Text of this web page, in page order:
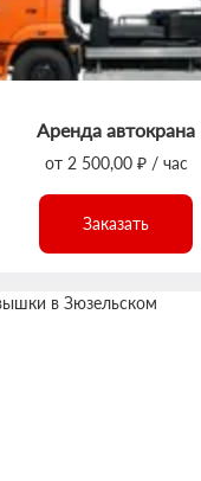
Аренда автокрана
от 2 500,00 ₽ / час
Заказать